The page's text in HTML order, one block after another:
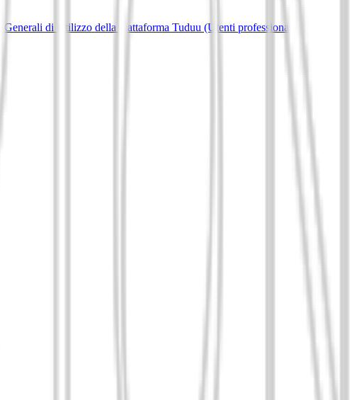
di Utilizzo della piattaforma Tuduu (Utenti professionali)